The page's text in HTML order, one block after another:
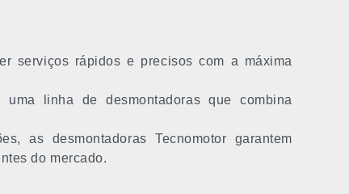
serviços rápidos e precisos com a máxima
linha de desmontadoras que combina
as desmontadoras Tecnomotor garantem
do mercado.